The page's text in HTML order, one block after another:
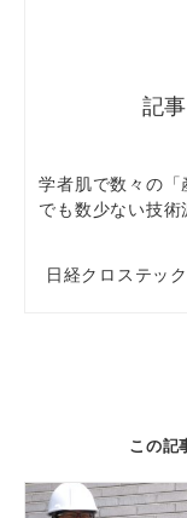
学者肌で数々の「
でも数少ない技
日経クロステッ
この記